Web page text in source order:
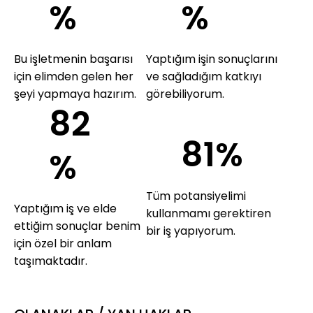
%
Bu işletmenin başarısı
için elimden gelen her
şeyi yapmaya hazırım.
%
Yaptığım işin sonuçlarını
ve sağladığım katkıyı
görebiliyorum.
82
%
Yaptığım iş ve elde
ettiğim sonuçlar benim
için özel bir anlam
taşımaktadır.
81%
Tüm potansiyelimi
kullanmamı gerektiren
bir iş yapıyorum.